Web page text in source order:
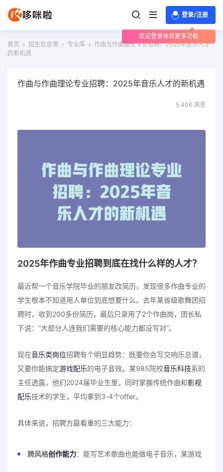
登录/注册
欢迎登录体验更多功能
首页
招生信息港 专业库
作曲与作曲理论专业招聘：2025年音乐人才
的新机遇
作曲与作曲理论专业招聘：2025年音乐人才的新机遇
5,406 浏览
2025年作曲专业招聘到底在找什么样的人才？
最近帮一个音乐学院毕业的朋友改简历，发现很多作曲专业的
学生根本不知道用人单位到底想要什么。去年某省级歌舞团招
聘时，收到200多份简历，最后只录用了2个作曲岗，团长私
下说：”大部分人连我们需要的核心能力都没写对”。
现在音乐类岗位招聘有个明显趋势：既要你会写交响乐总谱，
又要你能搞定游戏配乐的电子音效。某985院校音乐科技系的
主任透露，他们2024届毕业生里，同时掌握传统作曲和影视
配乐技术的学生，平均拿到3-4个offer。
具体来说，招聘方最看重的三大能力：
跨风格创作能力：能写艺术歌曲也能做电子音乐，某游戏